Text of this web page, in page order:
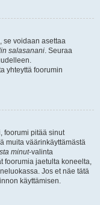
se voidaan asettaa
salasanani. Seuraa
yhteyttä foorumin
foorumi pitää sinut
muita väärinkäyttämästä
minut-valinta
foorumia jaetulta koneelta,
Jos et näe tätä
käyttämisen.